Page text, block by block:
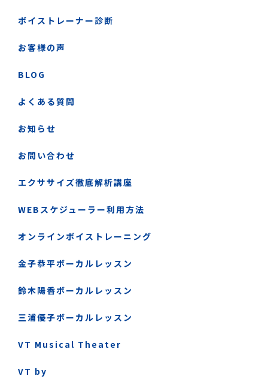
ボイストレーナー診断
お客様の声
BLOG
よくある質問
お知らせ
お問い合わせ
エクササイズ徹底解析講座
WEBスケジューラー利用方法
オンラインボイストレーニング
金子恭平ボーカルレッスン
鈴木陽香ボーカルレッスン
三浦優子ボーカルレッスン
VT Musical Theater
VT by